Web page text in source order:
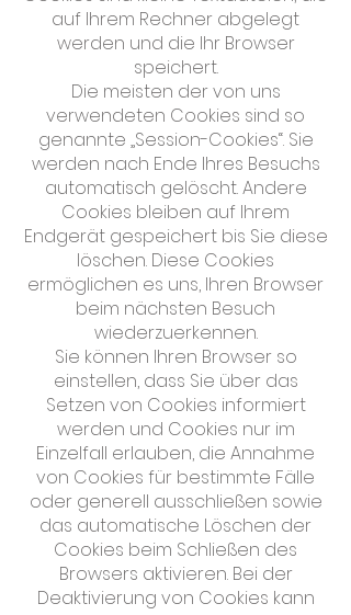
auf Ihrem Rechner abgelegt
werden und die Ihr Browser
speichert.
Die meisten der von uns
verwendeten Cookies sind so
genannte „Session-Cookies“. Sie
werden nach Ende Ihres Besuchs
automatisch gelöscht. Andere
Cookies bleiben auf Ihrem
Endgerät gespeichert bis Sie diese
löschen. Diese Cookies
ermöglichen es uns, Ihren Browser
beim nächsten Besuch
wiederzuerkennen.
Sie können Ihren Browser so
einstellen, dass Sie über das
Setzen von Cookies informiert
werden und Cookies nur im
Einzelfall erlauben, die Annahme
von Cookies für bestimmte Fälle
oder generell ausschließen sowie
das automatische Löschen der
Cookies beim Schließen des
Browsers aktivieren. Bei der
Deaktivierung von Cookies kann